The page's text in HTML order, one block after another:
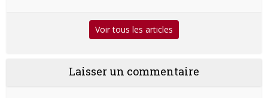
Voir tous les articles
Laisser un commentaire